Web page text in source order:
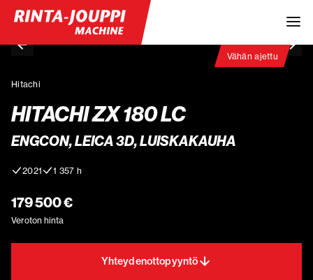
Vähän ajettu
Hitachi
HITACHI ZX 180 LC
ENGCON, LEICA 3D, LUISKAKAUHA
2021 1 357 h
179 500 €
Veroton hinta
Yhteydenottopyyntö